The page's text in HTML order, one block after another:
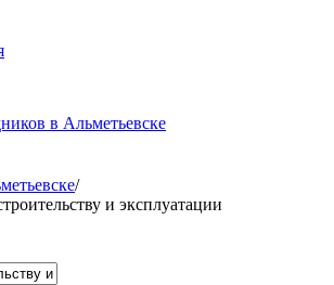
в Альметьевске
/
и эксплуатации